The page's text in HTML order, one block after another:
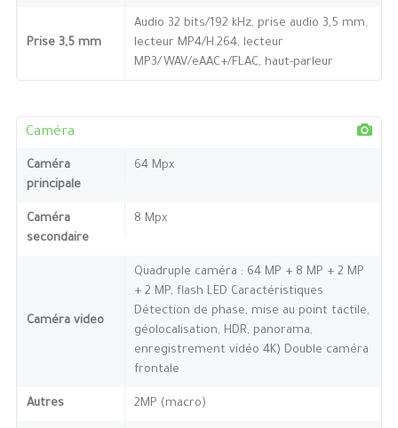
Prise 3,5 mm
Audio 32 bits/192 kHz, prise audio 3,5 mm,
lecteur MP4/H.264, lecteur
MP3/WAV/eAAC+/FLAC, haut-parleur
Caméra
Caméra
principale
64 Mpx
Caméra
secondaire
8 Mpx
Caméra video
Quadruple caméra : 64 MP + 8 MP + 2 MP
+ 2 MP, flash LED Caractéristiques
Détection de phase, mise au point tactile,
géolocalisation, HDR, panorama,
enregistrement vidéo 4K) Double caméra
frontale
Autres 2MP (macro)